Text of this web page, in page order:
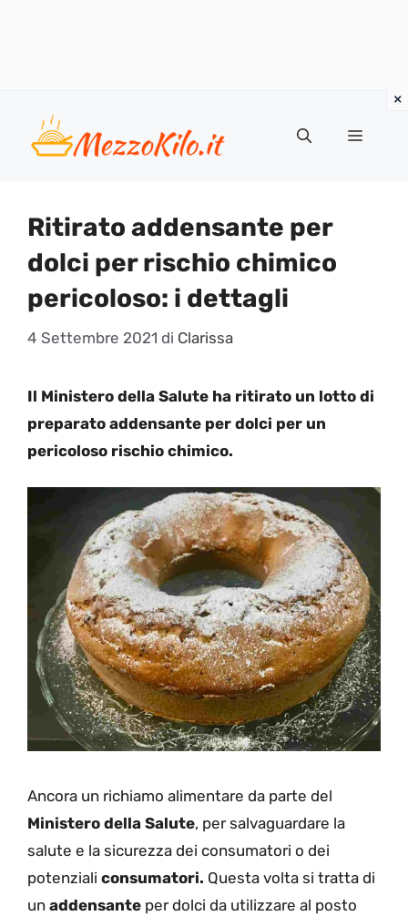
contenuto
Menu
Ritirato addensante per
dolci per rischio chimico
pericoloso: i dettagli
4 Settembre 2021 di Clarissa
Il Ministero della Salute ha ritirato un lotto di
preparato addensante per dolci per un
pericoloso rischio chimico.
Ancora un richiamo alimentare da parte del
Ministero della Salute, per salvaguardare la
salute e la sicurezza dei consumatori o dei
potenziali consumatori. Questa volta si tratta di
un addensante per dolci da utilizzare al posto